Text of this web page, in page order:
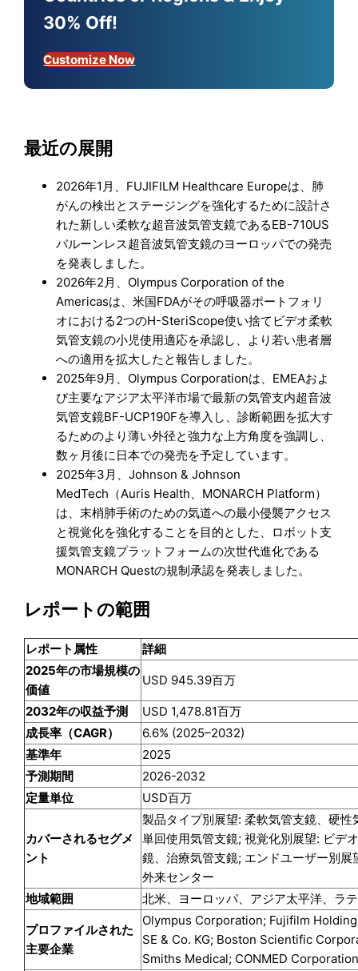
30% Off!
Customize Now
最近の展開
2026年1月、FUJIFILM Healthcare Europeは、肺
がんの検出とステージングを強化するために設計さ
れた新しい柔軟な超音波気管支鏡であるEB-710US
バルーンレス超音波気管支鏡のヨーロッパでの発売
を発表しました。
2026年2月、Olympus Corporation of the
Americasは、米国FDAがその呼吸器ポートフォリ
オにおける2つのH-SteriScope使い捨てビデオ柔軟
気管支鏡の小児使用適応を承認し、より若い患者層
への適用を拡大したと報告しました。
2025年9月、Olympus Corporationは、EMEAおよ
び主要なアジア太平洋市場で最新の気管支内超音波
気管支鏡BF-UCP190Fを導入し、診断範囲を拡大す
るためのより薄い外径と強力な上方角度を強調し、
数ヶ月後に日本での発売を予定しています。
2025年3月、Johnson & Johnson
MedTech（Auris Health、MONARCH Platform）
は、末梢肺手術のための気道への最小侵襲アクセス
と視覚化を強化することを目的とした、ロボット支
援気管支鏡プラットフォームの次世代進化である
MONARCH Questの規制承認を発表しました。
レポートの範囲
レポート属性
詳細
2025年の市場規模の
価値
USD 945.39百万
2032年の収益予測
USD 1,478.81百万
成長率（CAGR）
6.6% (2025–2032)
基準年
2025
予測期間
2026-2032
定量単位
USD百万
カバーされるセグメ
ント
製品タイプ別展望: 柔軟気管支鏡、硬
単回使用気管支鏡; 視覚化別展望: ビデ
鏡、治療気管支鏡; エンドユーザー別
外来センター
地域範囲
北米、ヨーロッパ、アジア太平洋、ラ
プロファイルされた
主要企業
Olympus Corporation; Fujifilm
SE & Co. KG; Boston Scientific
Smiths Medical; CONMED